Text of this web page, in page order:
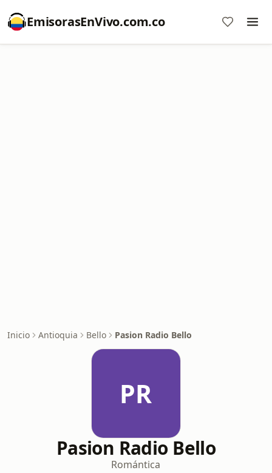
EmisorasEnVivo.com.co
Inicio Antioquia Bello Pasion Radio Bello
PR
Pasion Radio Bello
Romántica